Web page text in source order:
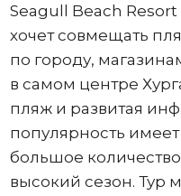
Seagull Beach
хочет совмещать
по городу,
в самом центре
пляж и развитая
популярность
большое
высокий сезон. Тур